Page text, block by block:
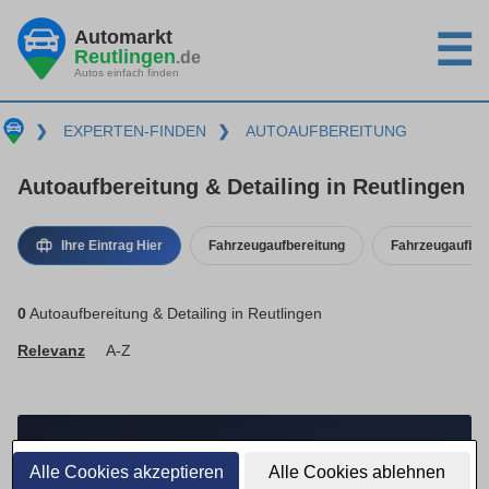
Alle Cookies akzeptieren Alle Cookies ablehnen
Automarkt
Reutlingen.de
Autos einfach finden ☰
❯ EXPERTEN-FINDEN ❯ AUTOAUFBEREITUNG
Autoaufbereitung & Detailing in Reutlingen
Ihre Eintrag Hier Fahrzeugaufbereitung
0Autoaufbereitung & Detailing in Reutlingen
Relevanz A-Z
FÜR IHR UNTERNEHMEN